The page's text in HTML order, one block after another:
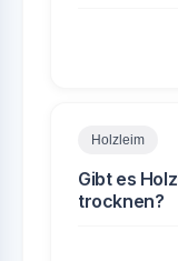
Holzleim
Gibt es
trocknen?